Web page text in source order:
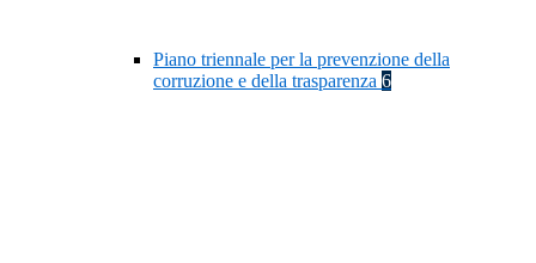
Piano triennale per la prevenzione della
corruzione e della trasparenza 6